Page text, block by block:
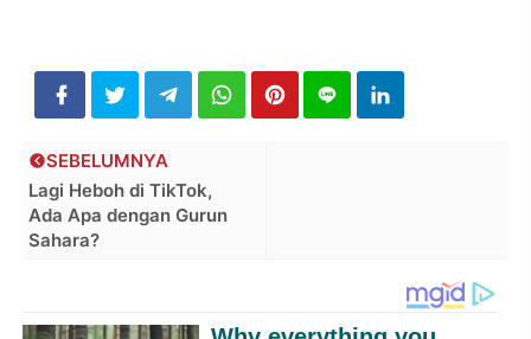
SEBELUMNYA
Lagi Heboh di TikTok,
Ada Apa dengan Gurun
Sahara?